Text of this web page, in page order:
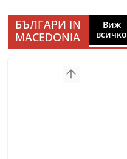
БЪЛГАРИ IN
MACEDONIA
Виж
всичко